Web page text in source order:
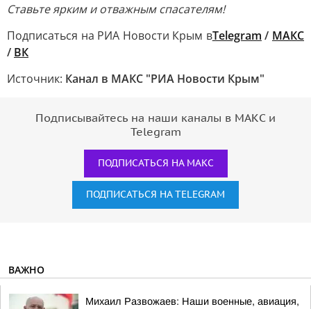
Ставьте ярким и отважным спасателям!
Подписаться на РИА Новости Крым вTelegram / МАКС
/ ВК
Источник: Канал в МАКС "РИА Новости Крым"
Подписывайтесь на наши каналы в МАКС и
Telegram
ПОДПИСАТЬСЯ НА МАКС
ПОДПИСАТЬСЯ НА TELEGRAM
ВАЖНО
Михаил Развожаев: Наши военные, авиация,